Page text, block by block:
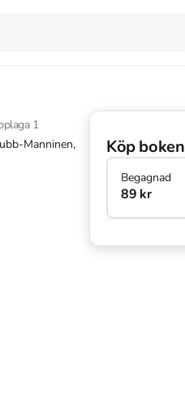
1
Manninen,
Köp boken
Begagnad
89 kr